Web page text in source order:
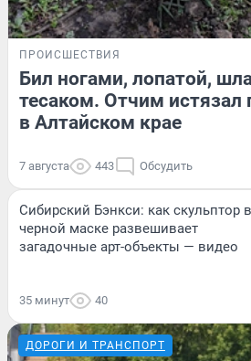
ПРОИСШЕСТВИЯ
Бил ногами, лопатой,
тесаком. Отчим истязал
в Алтайском крае
7 августа 443 Обсудить
Сибирский Бэнкси: как скульптор в
черной маске развешивает
загадочные арт-объекты — видео
35 минут 40
ДОРОГИ И ТРАНСПОРТ